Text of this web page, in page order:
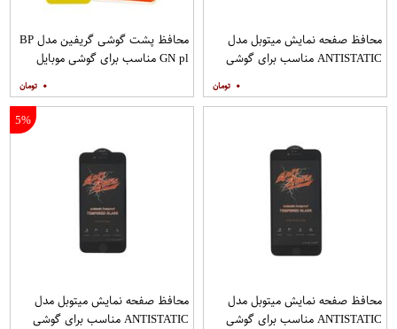
محافظ صفحه نمایش میتوبل مدل
ANTISTATIC مناسب برای گوشی
۰
محافظ پشت گوشی گریفین مدل BP
GN pl مناسب برای گوشی موبایل
۰
محافظ صفحه نمایش میتوبل مدل
ANTISTATIC مناسب برای گوشی
5%
محافظ صفحه نمایش میتوبل مدل
ANTISTATIC مناسب برای گوشی